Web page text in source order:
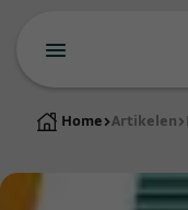
Home >Artikelen >